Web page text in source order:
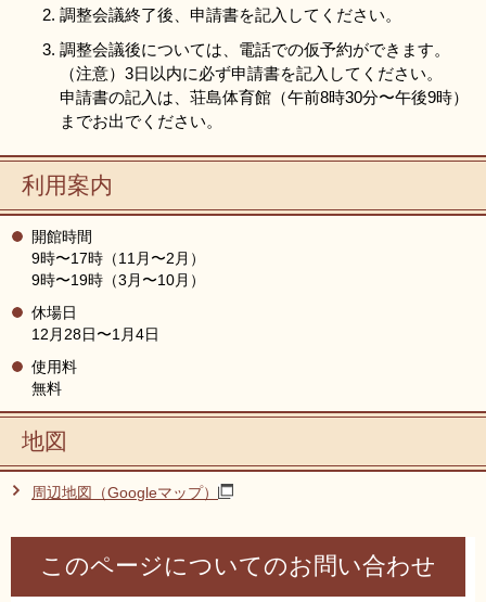
調整会議終了後、申請書を記入してください。
調整会議後については、電話での仮予約ができます。
（注意）3日以内に必ず申請書を記入してください。
申請書の記入は、荘島体育館（午前8時30分〜午後9時）
までお出でください。
利用案内
開館時間
9時〜17時（11月〜2月）
9時〜19時（3月〜10月）
休場日
12月28日〜1月4日
使用料
無料
地図
周辺地図（Googleマップ）
このページについてのお問い合わせ